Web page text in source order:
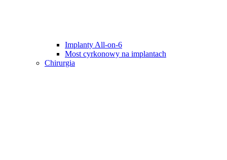
Implanty All-on-6
Most cyrkonowy na implantach
Chirurgia